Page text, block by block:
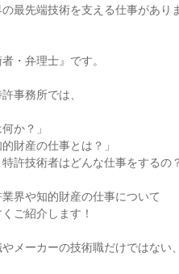
最先端技術を支える仕事があり
者・弁理士』です。
事務所では、
か？」
的財産の仕事とは？」
特許技術者はどんな仕事をするの
界や知的財産の仕事について
ご紹介します！
メーカーの技術職だけではない、